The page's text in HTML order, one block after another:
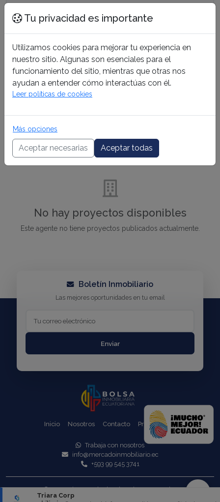
Tu privacidad es importante
Utilizamos cookies para mejorar tu experiencia en
nuestro sitio. Algunas son esenciales para el
funcionamiento del sitio, mientras que otras nos
ayudan a entender cómo interactúas con él.
Leer políticas de cookies
Más opciones
Aceptar necesarias Aceptar todas
Triara Corp
Propiedades
No hay propiedades disponibles
Proyectos
No hay proyectos disponibles
Este agente no tiene proyectos publicados actualmente.
Boletín Inmobiliario
Las mejores oportunidades en tu email
Enviar
Inicio Nosotros Contacto Propiedades
Trabaja con nosotros
info@mercadoinmobiliario.ec
+593 99 545 3741
© 2025 Triara - Todos los derechos reservados